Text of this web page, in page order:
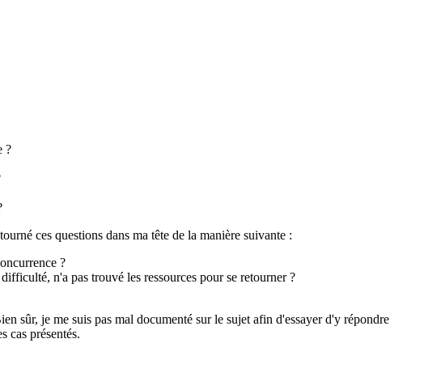
?
ces questions dans ma tête de la manière suivante :
?
n'a pas trouvé les ressources pour se retourner ?
sûr, je me suis pas mal documenté sur le sujet afin d'essayer d'y répondre
cas présentés.